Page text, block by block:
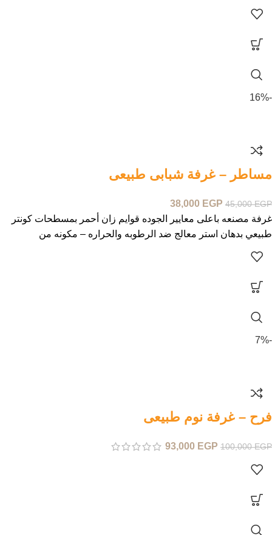
-16%
مساطر – غرفة شبابى طبيعى
45,000EGP
38,000 EGP
غرفة مصنعه باعلى معايير الجوده قوايم زان أحمر بمسطحات كونتر
طبيعي بدهان استر معالج ضد الرطوبه والحراره – مكونه من
-7%
فرح – غرفة نوم طبيعى
100,000EGP
93,000 EGP